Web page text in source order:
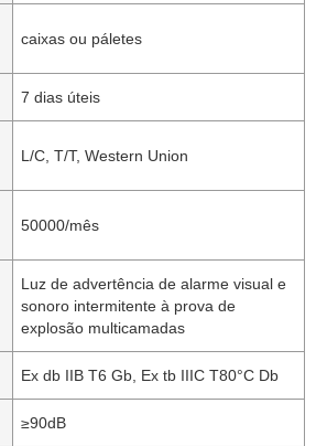
caixas ou páletes
7 dias úteis
L/C, T/T, Western Union
50000/mês
Luz de advertência de alarme visual e
sonoro intermitente à prova de
explosão multicamadas
Ex db IIB T6 Gb, Ex tb IIIC T80°C Db
≥90dB